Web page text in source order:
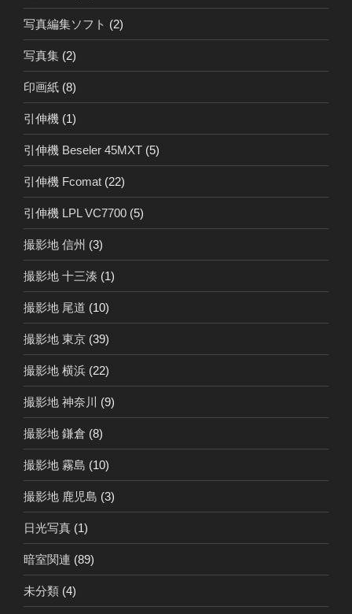
写真編集ソフト (2)
写真集 (2)
印画紙 (8)
引伸機 (1)
引伸機 Beseler 45MXT (5)
引伸機 Fcomat (22)
引伸機 LPL VC7700 (5)
撮影地 信州 (3)
撮影地 十三湊 (1)
撮影地 尾道 (10)
撮影地 東京 (39)
撮影地 横浜 (22)
撮影地 神奈川 (9)
撮影地 鎌倉 (8)
撮影地 霧島 (10)
撮影地 鹿児島 (3)
日光写真 (1)
暗室関連 (89)
未分類 (4)